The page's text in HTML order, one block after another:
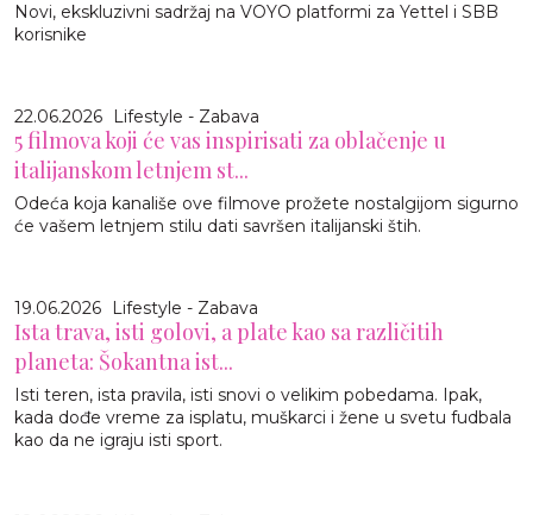
Novi, ekskluzivni sadržaj na VOYO platformi za Yettel i SBB
korisnike
22.06.2026 Lifestyle - Zabava
5 filmova koji će vas inspirisati za oblačenje u
italijanskom letnjem st...
Odeća koja kanališe ove filmove prožete nostalgijom sigurno
će vašem letnjem stilu dati savršen italijanski štih.
19.06.2026 Lifestyle - Zabava
Ista trava, isti golovi, a plate kao sa različitih
planeta: Šokantna ist...
Isti teren, ista pravila, isti snovi o velikim pobedama. Ipak,
kada dođe vreme za isplatu, muškarci i žene u svetu fudbala
kao da ne igraju isti sport.